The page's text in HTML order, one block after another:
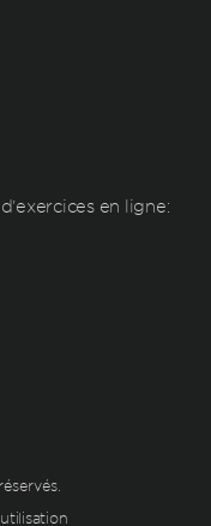
en ligne: